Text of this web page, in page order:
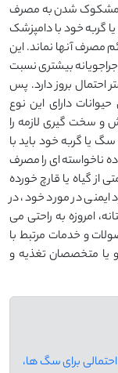
مشکوک شدن به مصرف
گربه خود با دامپزشک
مصرف آنها نماند. این
بیشتری نسبت
احتمال بروز دارد. پس
دارای این نوع
و سخت گیری لازمه را
یا گربه خود باید با
ناخواسته ای را مصرف
از گیاه یا قارچ خورده
ایمنی در مورد خود، در
امروزه به راحتی می
و خدمات مرتبط با
یا متخصصان تغذیه و
برای سگ ها،